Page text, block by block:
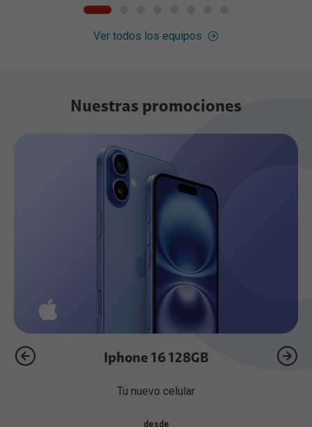
Ver todos los equipos
Nuestras promociones
Iphone 16 128GB
Tu nuevo celular
desde